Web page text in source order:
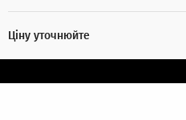
Ціну уточнюйте